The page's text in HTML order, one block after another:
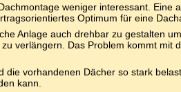
weniger interessant. Eine
Optimum für eine
Anlage auch drehbar zu gestalten
verlängern. Das Problem kommt mit
die vorhandenen Dächer so stark
kann.